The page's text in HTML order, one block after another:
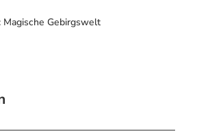
Magische Gebirgswelt